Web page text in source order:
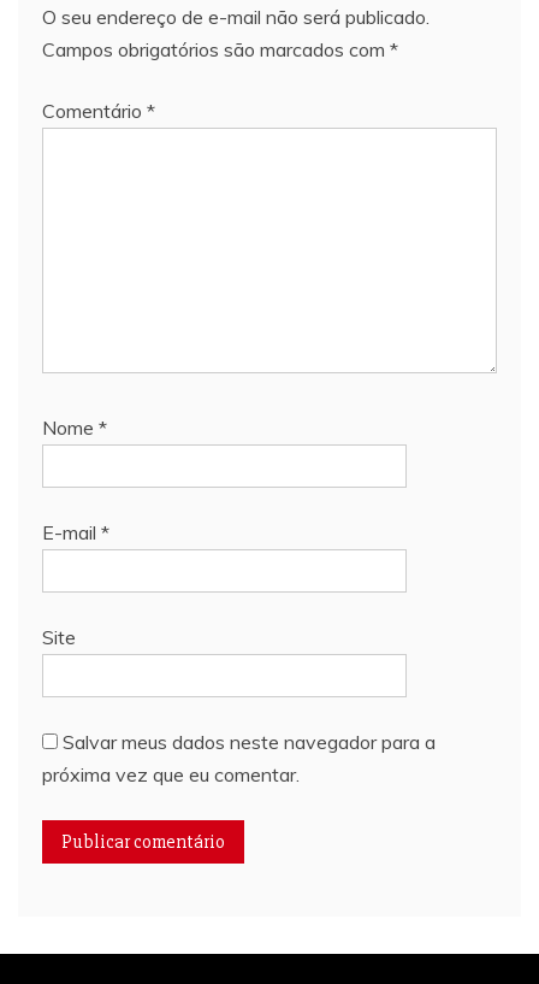
O seu endereço de e-mail não será publicado.
Campos obrigatórios são marcados com *
Comentário *
Nome *
E-mail *
Site
Salvar meus dados neste navegador para a
próxima vez que eu comentar.